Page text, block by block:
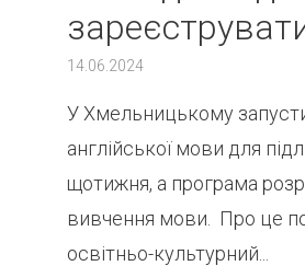
14.06.2024
У Хмельницькому
англійської мови для
щотижня, а програма
вивчення мови. Про це
освітньо-культурний...